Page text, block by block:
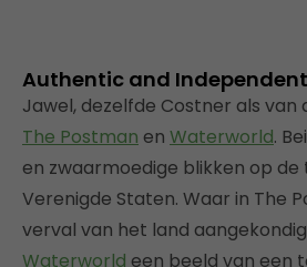
Authentic and Independent
Jawel, dezelfde Costner als van
The Postman en Waterworld.
en zwaarmoedige blikken op
Verenigde Staten. Waar in The
verval van het land
Waterworld een beeld van een